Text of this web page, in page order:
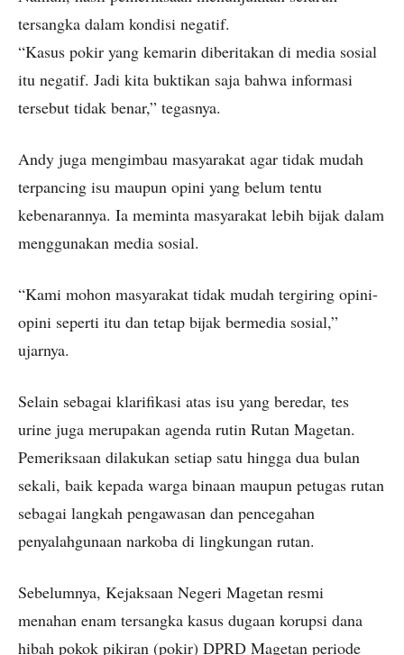
tersangka dalam kondisi negatif.
“Kasus pokir yang kemarin diberitakan di media sosial
itu negatif. Jadi kita buktikan saja bahwa informasi
tersebut tidak benar,” tegasnya.
Andy juga mengimbau masyarakat agar tidak mudah
terpancing isu maupun opini yang belum tentu
kebenarannya. Ia meminta masyarakat lebih bijak dalam
menggunakan media sosial.
“Kami mohon masyarakat tidak mudah tergiring opini-
opini seperti itu dan tetap bijak bermedia sosial,”
ujarnya.
Selain sebagai klarifikasi atas isu yang beredar, tes
urine juga merupakan agenda rutin Rutan Magetan.
Pemeriksaan dilakukan setiap satu hingga dua bulan
sekali, baik kepada warga binaan maupun petugas rutan
sebagai langkah pengawasan dan pencegahan
penyalahgunaan narkoba di lingkungan rutan.
Sebelumnya, Kejaksaan Negeri Magetan resmi
menahan enam tersangka kasus dugaan korupsi dana
hibah pokok pikiran (pokir) DPRD Magetan periode